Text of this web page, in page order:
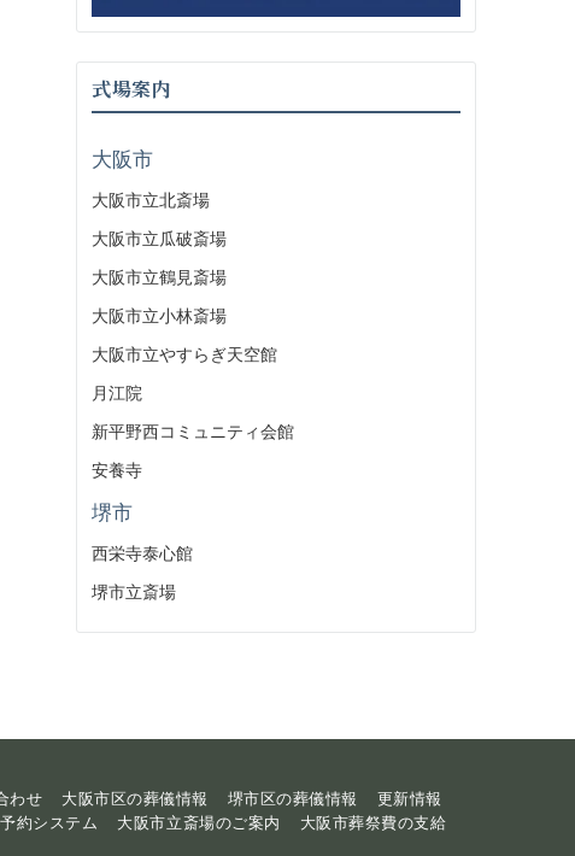
式場案内
大阪市
大阪市立北斎場
大阪市立瓜破斎場
大阪市立鶴見斎場
大阪市立小林斎場
大阪市立やすらぎ天空館
月江院
新平野西コミュニティ会館
安養寺
堺市
西栄寺泰心館
堺市立斎場
わせ 大阪市区の葬儀情報 堺市区の葬儀情報
更新情報
約システム 大阪市立斎場のご案内
大阪市葬祭費の支給